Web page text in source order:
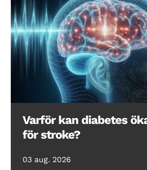
Varför kan diabetes
för stroke?
03 aug. 2026